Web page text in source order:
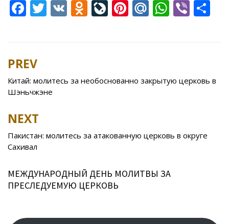
F
b
o
o
T V O
kl
as
ki
Li
u
r
Pi
st
M
u
W
A
p
Vi
Post
navigation
PREV
Китай: молитесь за необоснованно закрытую церковь в
Шэньчжэне
NEXT
Пакистан: молитесь за атакованную церковь в округе
Сахивал
МЕЖДУНАРОДНЫЙ ДЕНЬ МОЛИТВЫ ЗА
ПРЕСЛЕДУЕМУЮ ЦЕРКОВЬ